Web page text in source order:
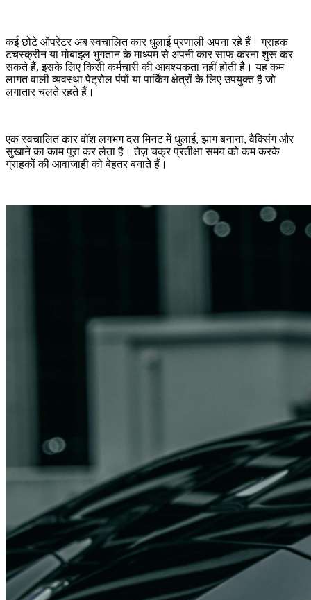
कई छोटे ऑपरेटर अब स्वचालित कार धुलाई प्रणाली अपना रहे हैं। ग्राहक
टचस्क्रीन या मोबाइल भुगतान के माध्यम से अपनी कार साफ करना शुरू कर
सकते हैं, इसके लिए किसी कर्मचारी की आवश्यकता नहीं होती है। यह कम
लागत वाली व्यवस्था पेट्रोल पंपों या पार्किंग क्षेत्रों के लिए उपयुक्त है जो
लगातार चलते रहते हैं।
एक स्वचालित कार वॉश लगभग दस मिनट में धुलाई, झाग बनाना, वैक्सिंग और
सुखाने का काम पूरा कर लेता है। तेज़ चक्र प्रतीक्षा समय को कम करके
ग्राहकों की आवाजाही को बेहतर बनाते हैं।